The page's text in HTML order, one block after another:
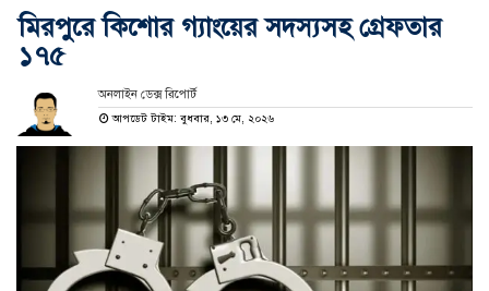
মিরপুরে কিশোর গ্যাংয়ের সদস্যসহ গ্রেফতার
১৭৫
অনলাইন ডেক্স রিপোর্ট
আপডেট টাইম: বুধবার, ১৩ মে, ২০২৬